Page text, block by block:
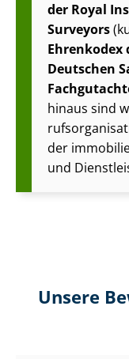
der Royal
Surveyors
Ehrenkodex
Deutschen
hinaus sind
der
und
Unsere